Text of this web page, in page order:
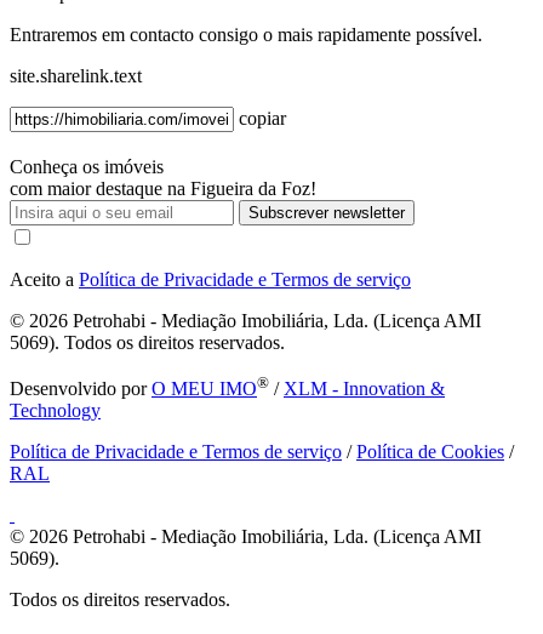
Entraremos em contacto consigo o mais rapidamente possível.
site.sharelink.text
copiar
Conheça os imóveis
com maior destaque na Figueira da Foz!
Subscrever newsletter
Aceito a Política de Privacidade e Termos de serviço
© 2026 Petrohabi - Mediação Imobiliária, Lda. (Licença AMI
5069). Todos os direitos reservados.
Desenvolvido porO MEU IMO® / XLM - Innovation &
Technology
Política de Privacidade e Termos de serviço /Política de Cookies /
RAL
© 2026 Petrohabi - Mediação Imobiliária, Lda. (Licença AMI
5069).
Todos os direitos reservados.